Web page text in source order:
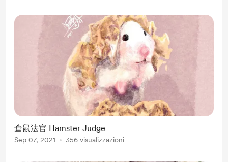
倉鼠法官 Hamster Judge
Sep 07, 2021 356 visualizzazioni